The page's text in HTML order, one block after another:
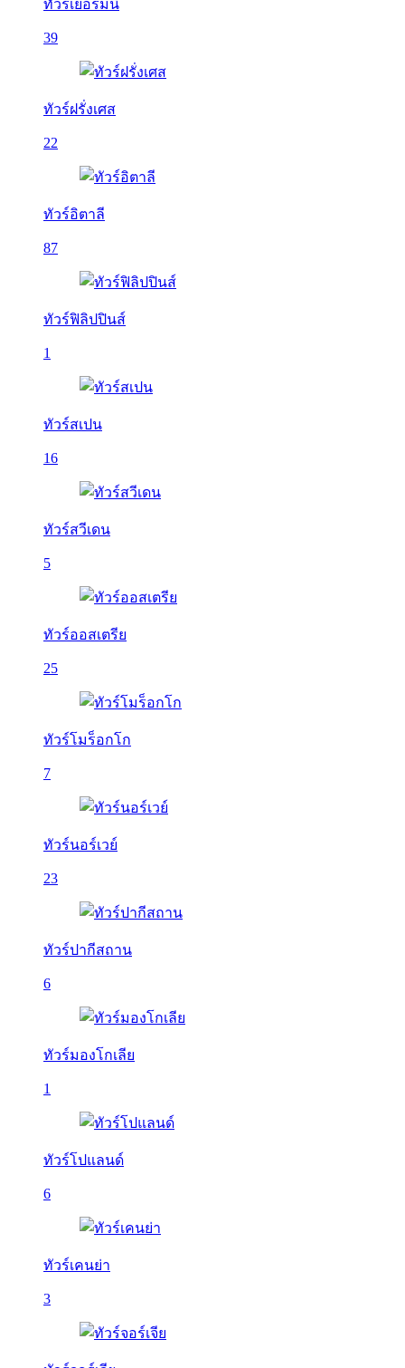
ทัวร์เยอรมนี
39
ทัวร์ฝรั่งเศส
22
ทัวร์อิตาลี
87
ทัวร์ฟิลิปปินส์
1
ทัวร์สเปน
16
ทัวร์สวีเดน
5
ทัวร์ออสเตรีย
25
ทัวร์โมร็อกโก
7
ทัวร์นอร์เวย์
23
ทัวร์ปากีสถาน
6
ทัวร์มองโกเลีย
1
ทัวร์โปแลนด์
6
ทัวร์เคนย่า
3